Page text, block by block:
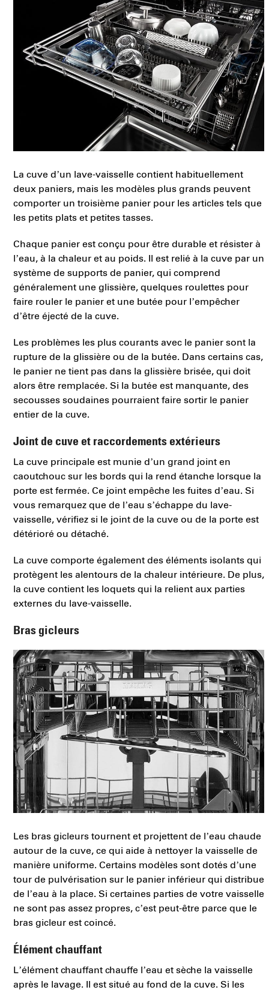
La cuve d’un lave-vaisselle contient habituellement
deux paniers, mais les modèles plus grands peuvent
comporter un troisième panier pour les articles tels que
les petits plats et petites tasses.
Chaque panier est conçu pour être durable et résister à
l’eau, à la chaleur et au poids. Il est relié à la cuve par un
système de supports de panier, qui comprend
généralement une glissière, quelques roulettes pour
faire rouler le panier et une butée pour l’empêcher
d’être éjecté de la cuve.
Les problèmes les plus courants avec le panier sont la
rupture de la glissière ou de la butée. Dans certains cas,
le panier ne tient pas dans la glissière brisée, qui doit
alors être remplacée. Si la butée est manquante, des
secousses soudaines pourraient faire sortir le panier
entier de la cuve.
Joint de cuve et raccordements extérieurs
La cuve principale est munie d’un grand joint en
caoutchouc sur les bords qui la rend étanche lorsque la
porte est fermée. Ce joint empêche les fuites d’eau. Si
vous remarquez que de l’eau s’échappe du lave-
vaisselle, vérifiez si le joint de la cuve ou de la porte est
détérioré ou détaché.
La cuve comporte également des éléments isolants qui
protègent les alentours de la chaleur intérieure. De plus,
la cuve contient les loquets qui la relient aux parties
externes du lave-vaisselle.
Bras gicleurs
Les bras gicleurs tournent et projettent de l’eau chaude
autour de la cuve, ce qui aide à nettoyer la vaisselle de
manière uniforme. Certains modèles sont dotés d’une
tour de pulvérisation sur le panier inférieur qui distribue
de l’eau à la place. Si certaines parties de votre vaisselle
ne sont pas assez propres, c’est peut-être parce que le
bras gicleur est coincé.
Élément chauffant
L’élément chauffant chauffe l’eau et sèche la vaisselle
après le lavage. Il est situé au fond de la cuve. Si les